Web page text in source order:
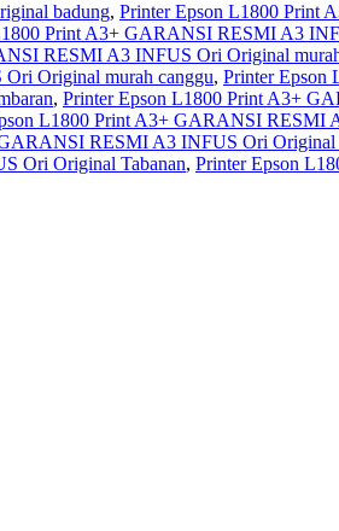
badung, Printer Epson L1800 Print
Print A3+ GARANSI RESMI A3
RESMI A3 INFUS Ori Original
Original murah canggu, Printer Epson
, Printer Epson L1800 Print A3+
L1800 Print A3+ GARANSI RESMI
RESMI A3 INFUS Ori Original
Ori Original Tabanan, Printer Epson